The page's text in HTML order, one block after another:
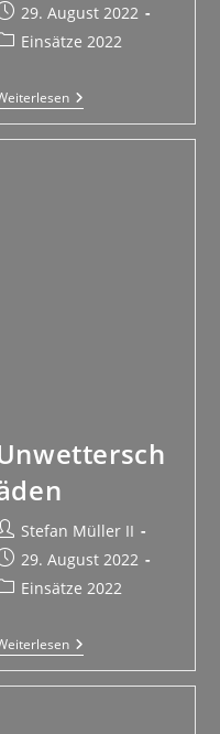
29. August 2022
Einsätze 2022
Stefan Müller II
29. August 2022
Einsätze 2022